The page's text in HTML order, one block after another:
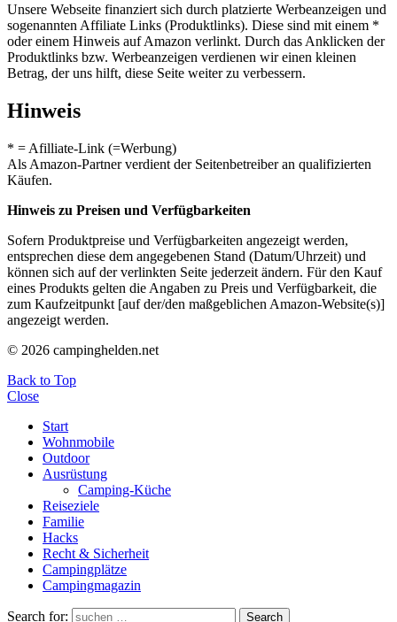
Unsere Webseite finanziert sich durch platzierte Werbeanzeigen und
sogenannten Affiliate Links (Produktlinks). Diese sind mit einem *
oder einem Hinweis auf Amazon verlinkt. Durch das Anklicken der
Produktlinks bzw. Werbeanzeigen verdienen wir einen kleinen
Betrag, der uns hilft, diese Seite weiter zu verbessern.
Hinweis
* = Afilliate-Link (=Werbung)
Als Amazon-Partner verdient der Seitenbetreiber an qualifizierten
Käufen.
Hinweis zu Preisen und Verfügbarkeiten
Sofern Produktpreise und Verfügbarkeiten angezeigt werden,
entsprechen diese dem angegebenen Stand (Datum/Uhrzeit) und
können sich auf der verlinkten Seite jederzeit ändern. Für den Kauf
eines Produkts gelten die Angaben zu Preis und Verfügbarkeit, die
zum Kaufzeitpunkt [auf der/den maßgeblichen Amazon-Website(s)]
angezeigt werden.
© 2026 campinghelden.net
Back to Top
Close
Start
Wohnmobile
Outdoor
Ausrüstung
Camping-Küche
Reiseziele
Familie
Hacks
Recht & Sicherheit
Campingplätze
Campingmagazin
Search for: Search